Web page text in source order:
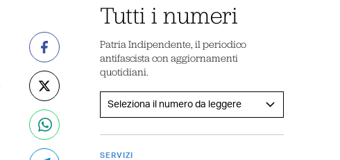
Tutti i numeri
Patria Indipendente, il periodico
antifascista con aggiornamenti
quotidiani.
SERVIZI